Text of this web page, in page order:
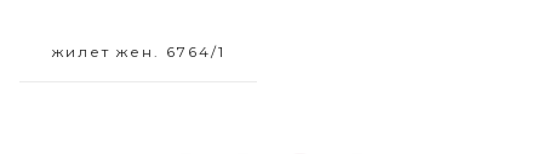
жилет жен. 6764/1